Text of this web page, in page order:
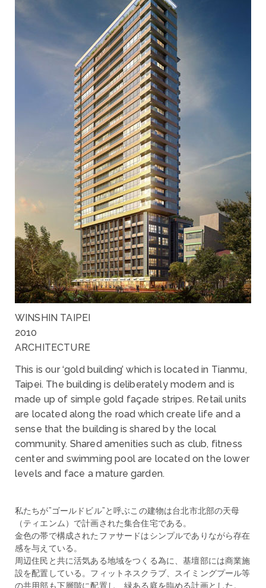
WINSHIN TAIPEI
2010
ARCHITECTURE
This is our ‘gold building’ which is located in Tianmu,
Taipei. The building is deliberately modern and is
made up of simple gold façade stripes. Retail units
are located along the road which create life and a
sense that the building is shared by the local
community. Shared amenities such as club, fitness
center and swimming pool are located on the lower
levels and face a mature garden.
私たちが”ゴールドビル”と呼ぶこの建物は台北市北部の天母
（ティエンム）で計画された集合住宅である。
金色の帯で構成されたファサードはシンプルでありながら存在
感を与えている。
周辺住民と共に活気ある地域をつくる為に、基壇部には商業施
設を配置している。フィットネスクラブ、スイミングプール等
の共用部も下層階に配置し、緑ある庭を臨める計画とした。